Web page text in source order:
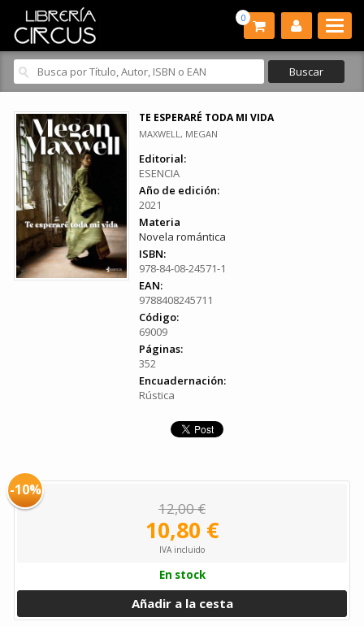
0
TE ESPERARÉ TODA MI VIDA
MAXWELL, MEGAN
Editorial:
ESENCIA
Año de edición:
2021
Materia
Novela romántica
ISBN:
978-84-08-24571-1
EAN:
9788408245711
Código:
69009
Páginas:
352
Encuadernación:
Rústica
-10%
12,00 €
10,80 €
IVA incluido
En stock
Añadir a la cesta